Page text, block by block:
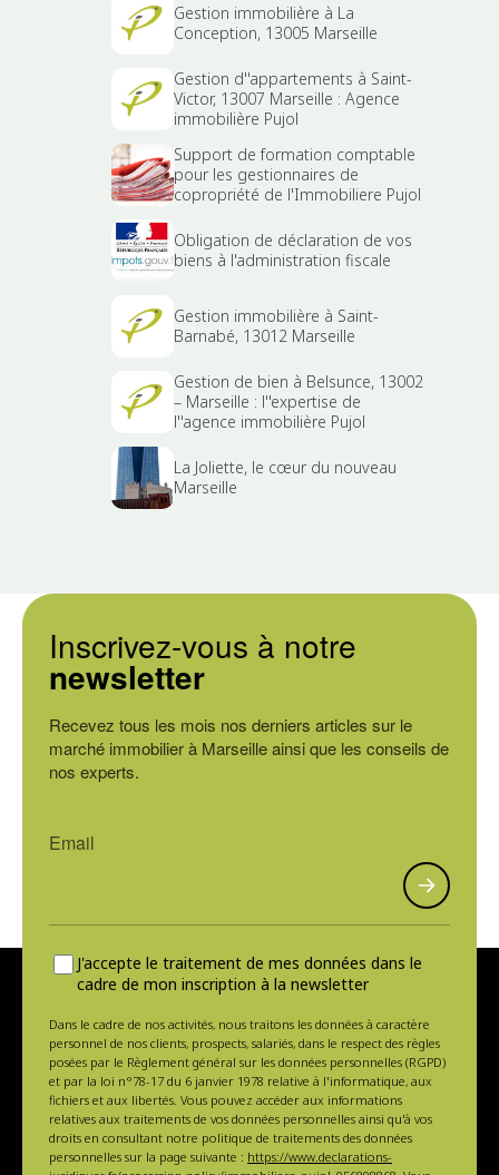
Gestion immobilière à La
Conception, 13005 Marseille
Gestion d''appartements à Saint-
Victor, 13007 Marseille : Agence
immobilière Pujol
Support de formation comptable
pour les gestionnaires de
copropriété de l'Immobiliere Pujol
Obligation de déclaration de vos
biens à l'administration fiscale
Gestion immobilière à Saint-
Barnabé, 13012 Marseille
Gestion de bien à Belsunce, 13002
– Marseille : l''expertise de
l''agence immobilière Pujol
La Joliette, le cœur du nouveau
Marseille
Inscrivez-vous à notre
newsletter
Recevez tous les mois nos derniers articles sur le
marché immobilier à Marseille ainsi que les conseils de
nos experts.
J'accepte le traitement de mes données dans le
cadre de mon inscription à la newsletter
Dans le cadre de nos activités, nous traitons les données à caractère
personnel de nos clients, prospects, salariés, dans le respect des règles
posées par le Règlement général sur les données personnelles (RGPD)
et par la loi n°78-17 du 6 janvier 1978 relative à l'informatique, aux
fichiers et aux libertés. Vous pouvez accéder aux informations
relatives aux traitements de vos données personnelles ainsi qu'à vos
droits en consultant notre politique de traitements des données
personnelles sur la page suivante : https://www.declarations-